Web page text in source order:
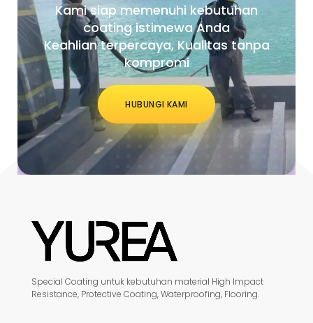
Kami siap memenuhi kebutuhan
coating istimewa Anda
Keahlian terpercaya, Kualitas tanpa
kompromi
HUBUNGI KAMI
Special Coating untuk kebutuhan material High Impact
Resistance, Protective Coating, Waterproofing, Flooring.